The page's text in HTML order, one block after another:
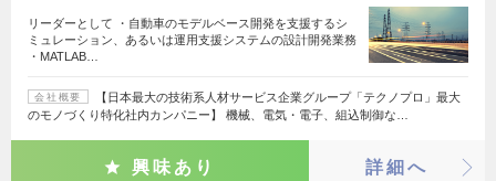
リーダーとして ・自動車のモデルベース開発を支援するシ
ミュレーション、あるいは運用支援システムの設計開発業務
・MATLAB…
会社概要
【日本最大の技術系人材サービス企業グループ「テクノプロ」最大
のモノづくり特化社内カンパニー】 機械、電気・電子、組込制御な…
興味あり 詳細へ